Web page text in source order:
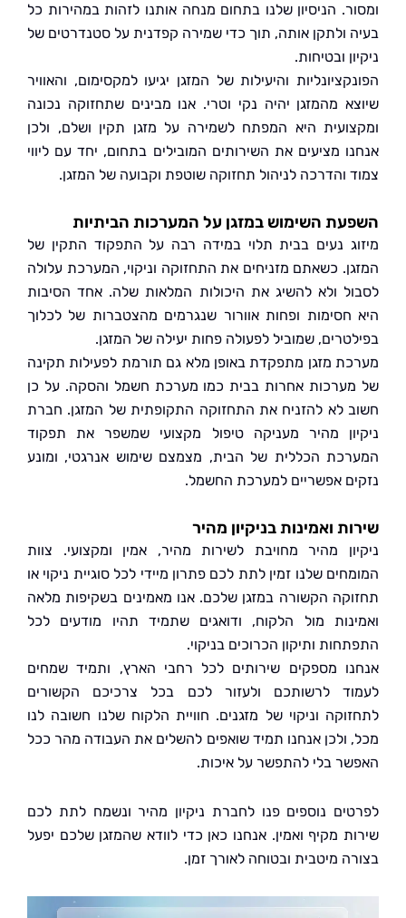
הניסיון שלנו בתחום מנחה אותנו לזהות במהירות כל
ולתקן אותה, תוך כדי שמירה קפדנית על סטנדרטים של
ובטיחות.
והיעילות של המזגן יגיעו למקסימום, והאוויר
מהמזגן יהיה נקי וטרי. אנו מבינים שתחזוקה נכונה
היא המפתח לשמירה על מזגן תקין ושלם, ולכן
מציעים את השירותים המובילים בתחום, יחד עם ליווי
והדרכה לניהול תחזוקה שוטפת וקבועה של המזגן.
השימוש במזגן על המערכות הביתיות
נעים בבית תלוי במידה רבה על התפקוד התקין של
כשאתם מזניחים את התחזוקה וניקוי, המערכת עלולה
ולא להשיג את היכולות המלאות שלה. אחד הסיבות
ופחות אוורור שנגרמים מהצטברות של לכלוך
שמוביל לפעולה פחות יעילה של המזגן.
מזגן מתפקדת באופן מלא גם תורמת לפעילות תקינה
אחרות בבית כמו מערכת חשמל והסקה. על כן
לא להזניח את התחזוקה התקופתית של המזגן. חברת
מהיר מעניקה טיפול מקצועי שמשפר את תפקוד
הכללית של הבית, מצמצם שימוש אנרגטי, ומונע
אפשריים למערכת החשמל.
ואמינות בניקיון מהיר
מהיר מחויבת לשירות מהיר, אמין ומקצועי. צוות
שלנו זמין לתת לכם פתרון מיידי לכל סוגיית ניקוי או
הקשורה במזגן שלכם. אנו מאמינים בשקיפות מלאה
מול הלקוח, ודואגים שתמיד תהיו מודעים לכל
ותיקון הכרוכים בניקוי.
מספקים שירותים לכל רחבי הארץ, ותמיד שמחים
לרשותכם ולעזור לכם בכל צרכיכם הקשורים
וניקוי של מזגנים. חוויית הלקוח שלנו חשובה לנו
ולכן אנחנו תמיד שואפים להשלים את העבודה מהר ככל
בלי להתפשר על איכות.
נוספים פנו לחברת ניקיון מהיר ונשמח לתת לכם
מקיף ואמין. אנחנו כאן כדי לוודא שהמזגן שלכם יפעל
מיטבית ובטוחה לאורך זמן.